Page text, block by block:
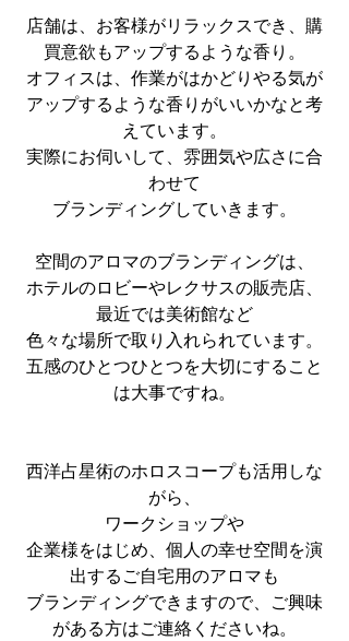
店舗は、お客様がリラックスでき、購
買意欲もアップするような香り。
オフィスは、作業がはかどりやる気が
アップするような香りがいいかなと考
えています。
実際にお伺いして、雰囲気や広さに合
わせて
ブランディングしていきます。
空間のアロマのブランディングは、
ホテルのロビーやレクサスの販売店、
最近では美術館など
色々な場所で取り入れられています。
五感のひとつひとつを大切にすること
は大事ですね。
西洋占星術のホロスコープも活用しな
がら、
ワークショップや
企業様をはじめ、個人の幸せ空間を演
出するご自宅用のアロマも
ブランディングできますので、ご興味
がある方はご連絡くださいね。